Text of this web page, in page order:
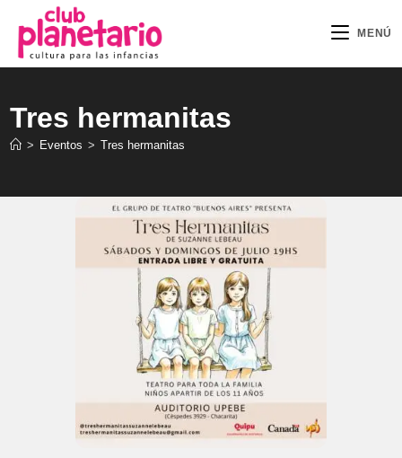
contenido
MENÚ
Tres hermanitas
> Eventos > Tres hermanitas